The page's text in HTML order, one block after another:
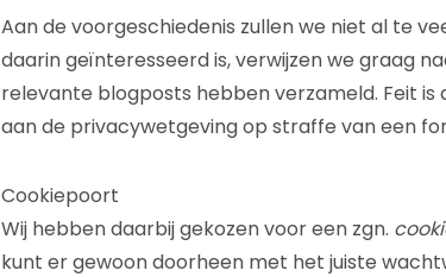
Aan de voorgeschiedenis zullen we niet al te
daarin geïnteresseerd is, verwijzen we graag
relevante blogposts hebben verzameld. Feit
aan de privacywetgeving op straffe van een
Cookiepoort
Wij hebben daarbij gekozen voor een zgn.
kunt er gewoon doorheen met het juiste